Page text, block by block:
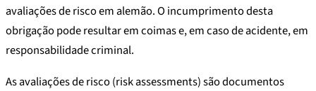
avaliações de risco em alemão. O incumprimento desta
obrigação pode resultar em coimas e, em caso de acidente, em
responsabilidade criminal.
As avaliações de risco (risk assessments) são documentos